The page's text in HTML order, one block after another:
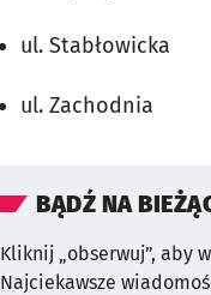
ul. Stabłowicka
ul. Zachodnia
BĄDŹ NA
Kliknij „obserwuj”, aby
Najciekawsze